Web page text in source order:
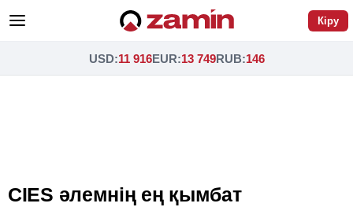
Кіру
USD:11 916EUR:13 749RUB:146
CIES әлемнің ең қымбат